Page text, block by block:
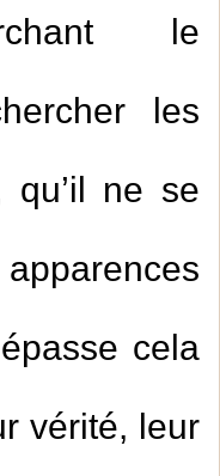
le
les
ne se
cela
vérité, leur